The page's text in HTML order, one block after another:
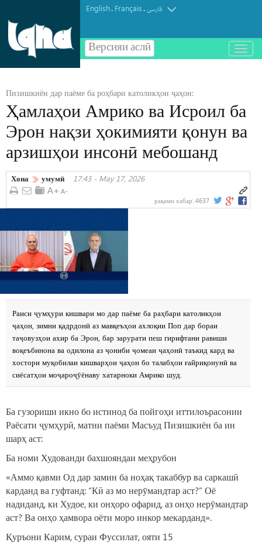
English. Français.فارسی
Версияи аслӣ
باز
و
Пизишкиён дар паёме ба роҳбари католикҳои ҷаҳон:
Ҳамлаҳои Амрико ва Исроил ба
Эрон нақзи ҳокимияти қонун ва
арзишҳои инсонӣ мебошанд
Хона умумӣ 17:43 - May 17, 2026
рақами хабар: 4637
Раиси ҷумҳури кишвари мо дар паёме ба раҳбари католикҳои
ҷаҳон, зимни қадрдонӣ аз мавқеъҳои ахлоқии Поп дар бораи
таҷовузҳои ахир ба Эрон, бар зарурати пеш гирифтани равиши
воқеъбинона ва одилона аз ҷониби ҷомеаи ҷаҳонӣ таъкид кард ва
хостори муқобилаи кишварҳои ҷаҳон бо талабҳои ғайриқонунӣ ва
сиёсатҳои моҷароҷӯёнаву хатарноки Амрико шуд.
Ба гузориши икно бо истинод ба пойгоҳи иттилоърасонии
Раёсати ҷумҳурӣ, матни паёми Масъуд Пизишкиён ба ин
шарҳ аст:
Ба номи Худованди бахшояндаи меҳрубон
«Аммо қавми Од дар замин ба ноҳақ такаббур ва саркашӣ
карданд ва гуфтанд: “Кӣ аз мо нерӯмандтар аст?” Оё
надиданд, ки Худое, ки онҳоро офарид, аз онҳо нерӯмандтар
аст? Ва онҳо ҳамвора оёти моро инкор мекарданд».
Қуръони Карим, сураи Фуссилат, ояти 15